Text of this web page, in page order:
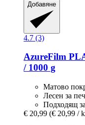
Добавяне
4.7 (3)
AzureFilm
/ 1000 g
Матово
Лесен за
Подходящ
€ 20,99 (€ 20,99 /